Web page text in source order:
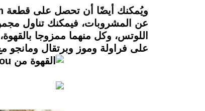
اللوتس، وكل منهما ممزوجا
على فراولة وموز وبرتقال ومانجو